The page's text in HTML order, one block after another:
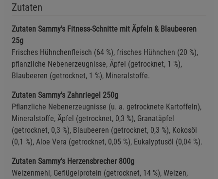
Zutaten
Zutaten Sammy's Fitness-Schnitte mit Äpfeln & Blaubeeren
25g
Frisches Hühnchenfleisch (64 %), frisches Hühnchen (20 %),
pflanzliche Nebenerzeugnisse, Äpfel (getrocknet, 1 %),
Blaubeeren (getrocknet, 1 %), Mineralstoffe.
Zutaten Sammy's Zahnriegel 250g
Pflanzliche Nebenerzeugnisse (u. a. getrocknete Kartoffeln),
Mineralstoffe, Äpfel (getrocknet, 0,3 %), Granatäpfel
(getrocknet, 0,3 %), Blaubeeren (getrocknet, 0,3 %), Kokosöl
(0,1 %), Aloe Vera (getrocknet, 0,05 %), Eukalyptusöl (0,04 %).
Zutaten Sammy's Herzensbrecher 800g
Weizenmehl, Geflügelprotein (getrocknet, 14 %), Weizen,